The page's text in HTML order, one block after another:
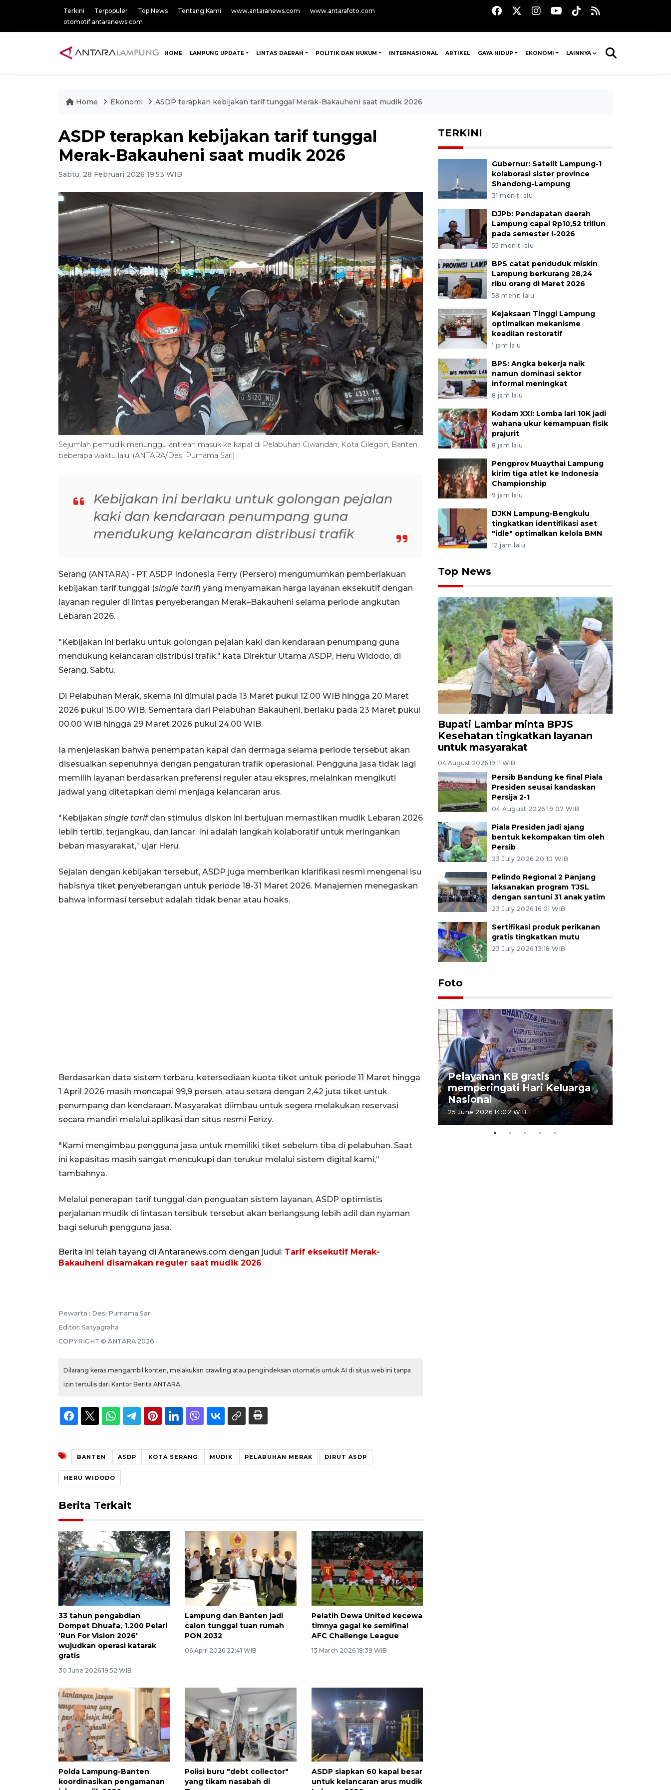
Terkini Terpopuler Top News Tentang Kami www.antaranews.com
www.antarafoto.com
otomotif.antaranews.com
HOME LAMPUNG UPDATE LINTAS DAERAH POLITIK DAN HUKUM INTERNASIONAL ARTIKEL GAYA HIDUP EKONOMI LAINNYA
Home Ekonomi ASDP terapkan kebijakan tarif tunggal Merak-Bakauheni saat mudik 2026
ASDP terapkan kebijakan tarif tunggal
Merak-Bakauheni saat mudik 2026
Sabtu, 28 Februari 2026 19:53 WIB
Sejumlah pemudik menunggu antrean masuk ke kapal di Pelabuhan Ciwandan, Kota Cilegon, Banten,
beberapa waktu lalu. (ANTARA/Desi Purnama Sari)
Kebijakan ini berlaku untuk golongan pejalan
kaki dan kendaraan penumpang guna
mendukung kelancaran distribusi trafik
Serang (ANTARA) - PT ASDP Indonesia Ferry (Persero) mengumumkan pemberlakuan
kebijakan tarif tunggal (single tarif) yang menyamakan harga layanan eksekutif dengan
layanan reguler di lintas penyeberangan Merak–Bakauheni selama periode angkutan
Lebaran 2026.
"Kebijakan ini berlaku untuk golongan pejalan kaki dan kendaraan penumpang guna
mendukung kelancaran distribusi trafik," kata Direktur Utama ASDP, Heru Widodo, di
Serang, Sabtu.
Di Pelabuhan Merak, skema ini dimulai pada 13 Maret pukul 12.00 WIB hingga 20 Maret
2026 pukul 15.00 WIB. Sementara dari Pelabuhan Bakauheni, berlaku pada 23 Maret pukul
00.00 WIB hingga 29 Maret 2026 pukul 24.00 WIB.
Ia menjelaskan bahwa penempatan kapal dan dermaga selama periode tersebut akan
disesuaikan sepenuhnya dengan pengaturan trafik operasional. Pengguna jasa tidak lagi
memilih layanan berdasarkan preferensi reguler atau ekspres, melainkan mengikuti
jadwal yang ditetapkan demi menjaga kelancaran arus.
"Kebijakan single tarifdan stimulus diskon ini bertujuan memastikan mudik Lebaran 2026
lebih tertib, terjangkau, dan lancar. Ini adalah langkah kolaboratif untuk meringankan
beban masyarakat,” ujar Heru.
Sejalan dengan kebijakan tersebut, ASDP juga memberikan klarifikasi resmi mengenai isu
habisnya tiket penyeberangan untuk periode 18-31 Maret 2026. Manajemen menegaskan
bahwa informasi tersebut adalah tidak benar atau hoaks.
Berdasarkan data sistem terbaru, ketersediaan kuota tiket untuk periode 11 Maret hingga
1 April 2026 masih mencapai 99,9 persen, atau setara dengan 2,42 juta tiket untuk
penumpang dan kendaraan. Masyarakat diimbau untuk segera melakukan reservasi
secara mandiri melalui aplikasi dan situs resmi Ferizy.
"Kami mengimbau pengguna jasa untuk memiliki tiket sebelum tiba di pelabuhan. Saat
ini kapasitas masih sangat mencukupi dan terukur melalui sistem digital kami,”
tambahnya.
Melalui penerapan tarif tunggal dan penguatan sistem layanan, ASDP optimistis
perjalanan mudik di lintasan tersibuk tersebut akan berlangsung lebih adil dan nyaman
bagi seluruh pengguna jasa.
Berita ini telah tayang di Antaranews.com dengan judul: Tarif eksekutif Merak-
Bakauheni disamakan reguler saat mudik 2026
Pewarta : Desi Purnama Sari
Editor: Satyagraha
COPYRIGHT © ANTARA 2026
Dilarang keras mengambil konten, melakukan crawling atau pengindeksan otomatis untuk AI di situs web ini tanpa
izin tertulis dari Kantor Berita ANTARA.
BANTEN ASDP KOTA SERANG MUDIK PELABUHAN MERAK DIRUT ASDP
HERU WIDODO
Berita Terkait
33 tahun pengabdian
Dompet Dhuafa, 1.200 Pelari
'Run For Vision 2026'
wujudkan operasi katarak
gratis
30 June 2026 19:52 WIB
Lampung dan Banten jadi
calon tunggal tuan rumah
PON 2032
06 April 2026 22:41 WIB
Pelatih Dewa United kecewa
timnya gagal ke semifinal
AFC Challenge League
13 March 2026 18:39 WIB
Polda Lampung-Banten
koordinasikan pengamanan
Polisi buru "debt collector"
yang tikam nasabah di
ASDP siapkan 60 kapal besar
untuk kelancaran arus mudik
TERKINI
Gubernur: Satelit Lampung-1
kolaborasi sister province
Shandong-Lampung
31 menit lalu
DJPb: Pendapatan daerah
Lampung capai Rp10,52 triliun
pada semester I-2026
55 menit lalu
BPS catat penduduk miskin
Lampung berkurang 28,24
ribu orang di Maret 2026
58 menit lalu
Kejaksaan Tinggi Lampung
optimalkan mekanisme
keadilan restoratif
1 jam lalu
BPS: Angka bekerja naik
namun dominasi sektor
informal meningkat
8 jam lalu
Kodam XXI: Lomba lari 10K jadi
wahana ukur kemampuan fisik
prajurit
8 jam lalu
Pengprov Muaythai Lampung
kirim tiga atlet ke Indonesia
Championship
9 jam lalu
DJKN Lampung-Bengkulu
tingkatkan identifikasi aset
"idle" optimalkan kelola BMN
12 jam lalu
Top News
Bupati Lambar minta BPJS
Kesehatan tingkatkan layanan
untuk masyarakat
04 August 2026 19:11 WIB
Persib Bandung ke final Piala
Presiden seusai kandaskan
Persija 2-1
04 August 2026 19:07 WIB
Piala Presiden jadi ajang
bentuk kekompakan tim oleh
Persib
23 July 2026 20:10 WIB
Pelindo Regional 2 Panjang
laksanakan program TJSL
dengan santuni 31 anak yatim
23 July 2026 16:01 WIB
Sertifikasi produk perikanan
gratis tingkatkan mutu
23 July 2026 13:18 WIB
Foto
Tingkat hunian hotel di
Lampung naik pada Maret
2026
12 May 2026 15:06 WIB
Pelayanan KB gratis
memperingati Hari Keluarga
Nasional
25 June 2026 14:02 WIB